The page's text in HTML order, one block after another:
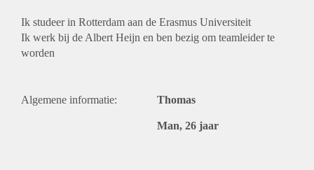
Ik studeer in Rotterdam aan de Erasmus Universiteit
Ik werk bij de Albert Heijn en ben bezig om teamleider te
worden
Algemene informatie: Thomas
Man, 26 jaar